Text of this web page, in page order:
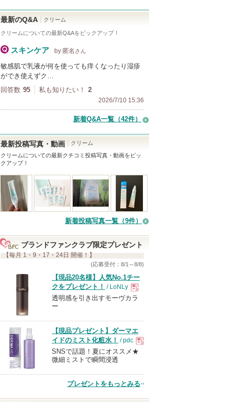
最新のQ&A クリーム
クリームについての最新Q&Aをピックアップ！
スキンケア by 匿名 さん
敏感肌で乳液が何を使っても痒くなったり湿疹
ができ使えずク…
回答数 95 私も知りたい！ 2
2026/7/10 15:36
新着Q&A一覧（42件）
最新投稿写真・動画
クリーム
クリームについての最新クチコミ投稿写真・動画をピッ
クアップ！
新着投稿写真一覧（9件）
ブランドファンクラブ限定プレゼント
【毎月 1・9・17・24日 開催！】
(応募受付：8/1～8/8)
【現品20名様】人気No.1チー
クをプレゼント！ / LoNLy
現
品
透明感を引き出すモーヴカラ
ー
【現品プレゼント】ダーマエ
イドのミスト化粧水！ / pdc
現
品
SNSで話題！夏にオススメ★
微細ミストで瞬間浸透
プレゼントをもっとみる